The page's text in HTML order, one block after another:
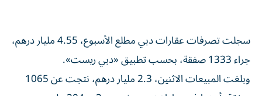
سجلت تصرفات عقارات دبي مطلع الأسبوع، 4.55 مليار درهم،
جراء 1333 صفقة، بحسب تطبيق «دبي ريست».
وبلغت المبيعات الاثنين، 2.3 مليار درهم، نتجت عن 1065